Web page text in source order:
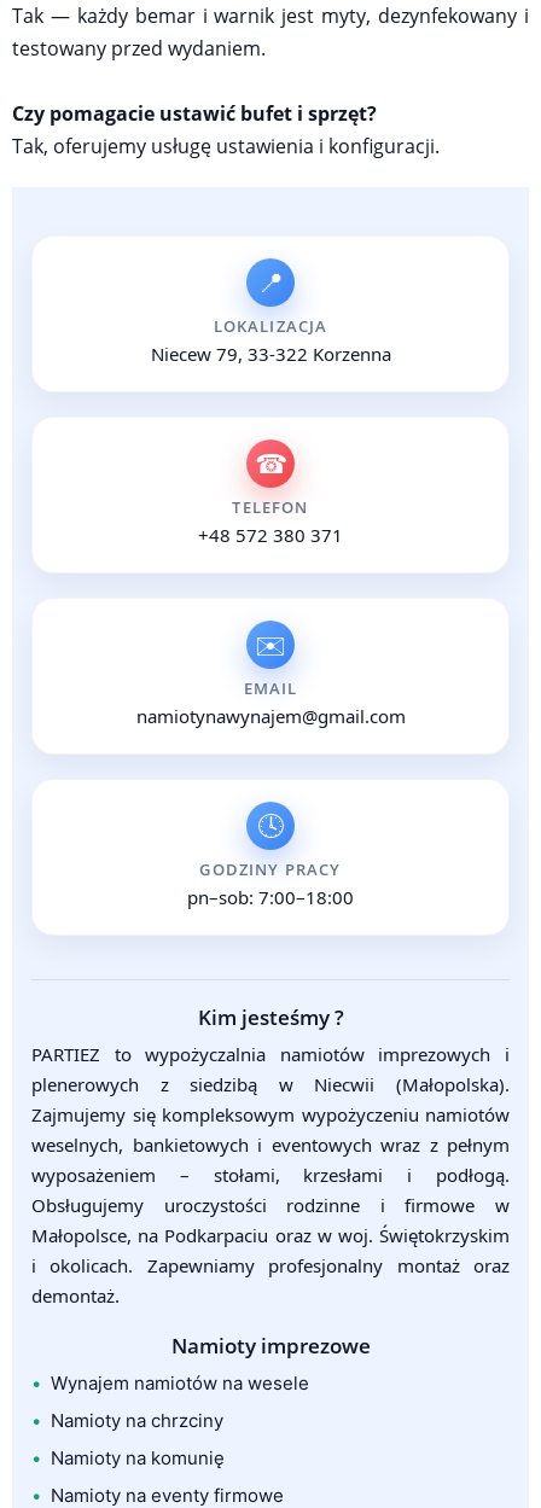
Tak — każdy bemar i warnik jest myty, dezynfekowany i
testowany przed wydaniem.
Czy pomagacie ustawić bufet i sprzęt?
Tak, oferujemy usługę ustawienia i konfiguracji.
📍
LOKALIZACJA
Niecew 79, 33-322 Korzenna
☎
TELEFON
+48 572 380 371
✉️
EMAIL
namiotynawynajem@gmail.com
🕓
GODZINY PRACY
pn–sob: 7:00–18:00
Kim jesteśmy ?
PARTIEZ to wypożyczalnia namiotów imprezowych i
plenerowych z siedzibą w Niecwii (Małopolska).
Zajmujemy się kompleksowym wypożyczeniu namiotów
weselnych, bankietowych i eventowych wraz z pełnym
wyposażeniem – stołami, krzesłami i podłogą.
Obsługujemy uroczystości rodzinne i firmowe w
Małopolsce, na Podkarpaciu oraz w woj. Świętokrzyskim
i okolicach. Zapewniamy profesjonalny montaż oraz
demontaż.
Namioty imprezowe
Wynajem namiotów na wesele
Namioty na chrzciny
Namioty na komunię
Namioty na eventy firmowe